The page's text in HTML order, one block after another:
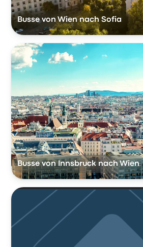
Busse von Wien nach Sofia
Busse von Innsbruck nach Wien